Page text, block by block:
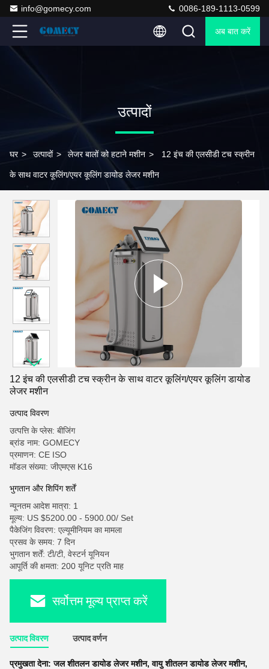
info@gomecy.com 0086-189-1113-0599
अब बात करें
उत्पादों
घर > उत्पादों > लेजर बालों को हटाने मशीन > 12 इंच की एलसीडी टच स्क्रीन
के साथ वाटर कूलिंग/एयर कूलिंग डायोड लेजर मशीन
12 इंच की एलसीडी टच स्क्रीन के साथ वाटर कूलिंग/एयर कूलिंग डायोड
लेजर मशीन
उत्पाद विवरण
उत्पत्ति के प्लेस: बीजिंग
ब्रांड नाम: GOMECY
प्रमाणन: CE ISO
मॉडल संख्या: जीएमएस K16
भुगतान और शिपिंग शर्तें
न्यूनतम आदेश मात्रा: 1
मूल्य: US $5200.00 - 5900.00/ Set
पैकेजिंग विवरण: एल्यूमीनियम का मामला
प्रसव के समय: 7 दिन
भुगतान शर्तें: टी/टी, वेस्टर्न यूनियन
आपूर्ति की क्षमता: 200 यूनिट प्रति माह
सर्वोत्तम मूल्य प्राप्त करें
उत्पाद विवरण उत्पाद वर्णन
प्रमुखता देना:जल शीतलन डायोड लेजर मशीन,वायु शीतलन डायोड लेजर मशीन,